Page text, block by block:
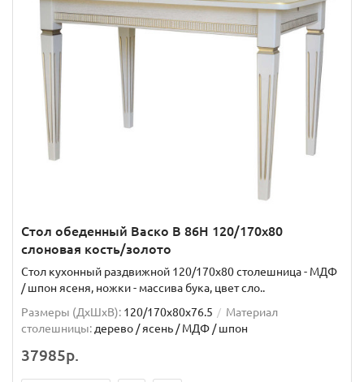
Стол обеденный Васко В 86Н 120/170х80
слоновая кость/золото
Стол кухонный раздвижной 120/170х80 столешница - МДФ
/ шпон ясеня, ножки - массива бука, цвет сло..
Размеры (ДхШxВ): 120/170х80х76.5
Материал
столешницы: дерево / ясень / МДФ / шпон
37985р.